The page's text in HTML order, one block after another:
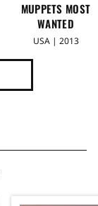
MUPPETS MOST
WANTED
USA | 2013